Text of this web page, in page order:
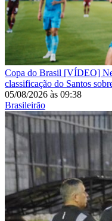
Copa do Brasil [VÍDEO]
classificação do Santos
05/08/2026 às 09:38
Brasileirão